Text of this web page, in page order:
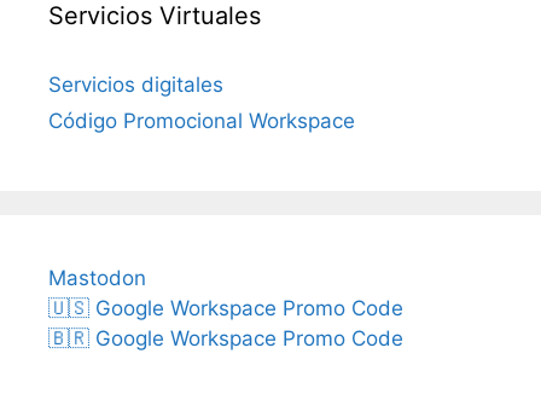
Servicios Virtuales
Servicios digitales
Código Promocional Workspace
Mastodon
🇺🇸 Google Workspace Promo Code
🇧🇷 Google Workspace Promo Code